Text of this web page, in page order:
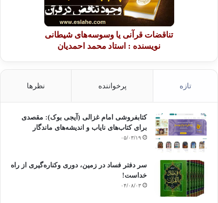
تناقضات قرآنی یا وسوسه‌های شیطانی
نویسنده : استاد محمد احمدیان
تازه پرخواننده نظرها
کتابفروشی امام غزالی (آیجی بوک): مقصدی
برای کتاب‌های نایاب و اندیشه‌های ماندگار
۰۵/۰۳/۱۹
سر دفتر فساد در زمین‌، دوری وکناره‌گیری از راه
خداست‌!
۰۴/۰۸/۰۳